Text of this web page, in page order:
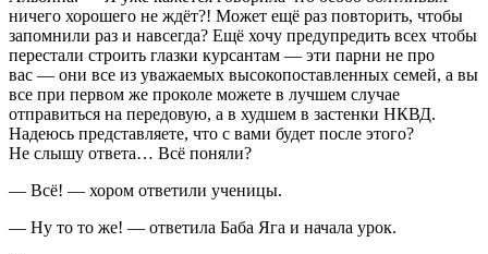
ничего хорошего не ждёт?! Может ещё раз повторить, чтобы
запомнили раз и навсегда? Ещё хочу предупредить всех чтобы
перестали строить глазки курсантам — эти парни не про
вас — они все из уважаемых высокопоставленных семей, а вы
все при первом же проколе можете в лучшем случае
отправиться на передовую, а в худшем в застенки НКВД.
Надеюсь представляете, что с вами будет после этого?
Не слышу ответа… Всё поняли?
— Всё! — хором ответили ученицы.
— Ну то то же! — ответила Баба Яга и начала урок.